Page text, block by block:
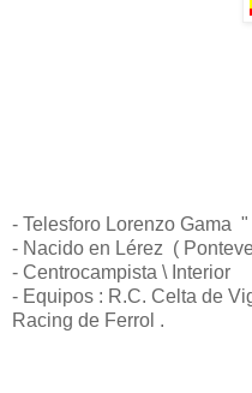
- Telesforo Lorenzo Gama "
- Nacido en Lérez (
- Centrocampista \ Interior
- Equipos : R.C. Celta de
Racing de Ferrol .